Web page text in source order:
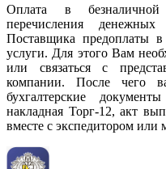
Оплата в
перечисления
Поставщика предоплаты
услуги. Для этого Вам
или связаться с
компании. После чего
бухгалтерские
накладная Торг-12, акт
вместе с экспедитором или